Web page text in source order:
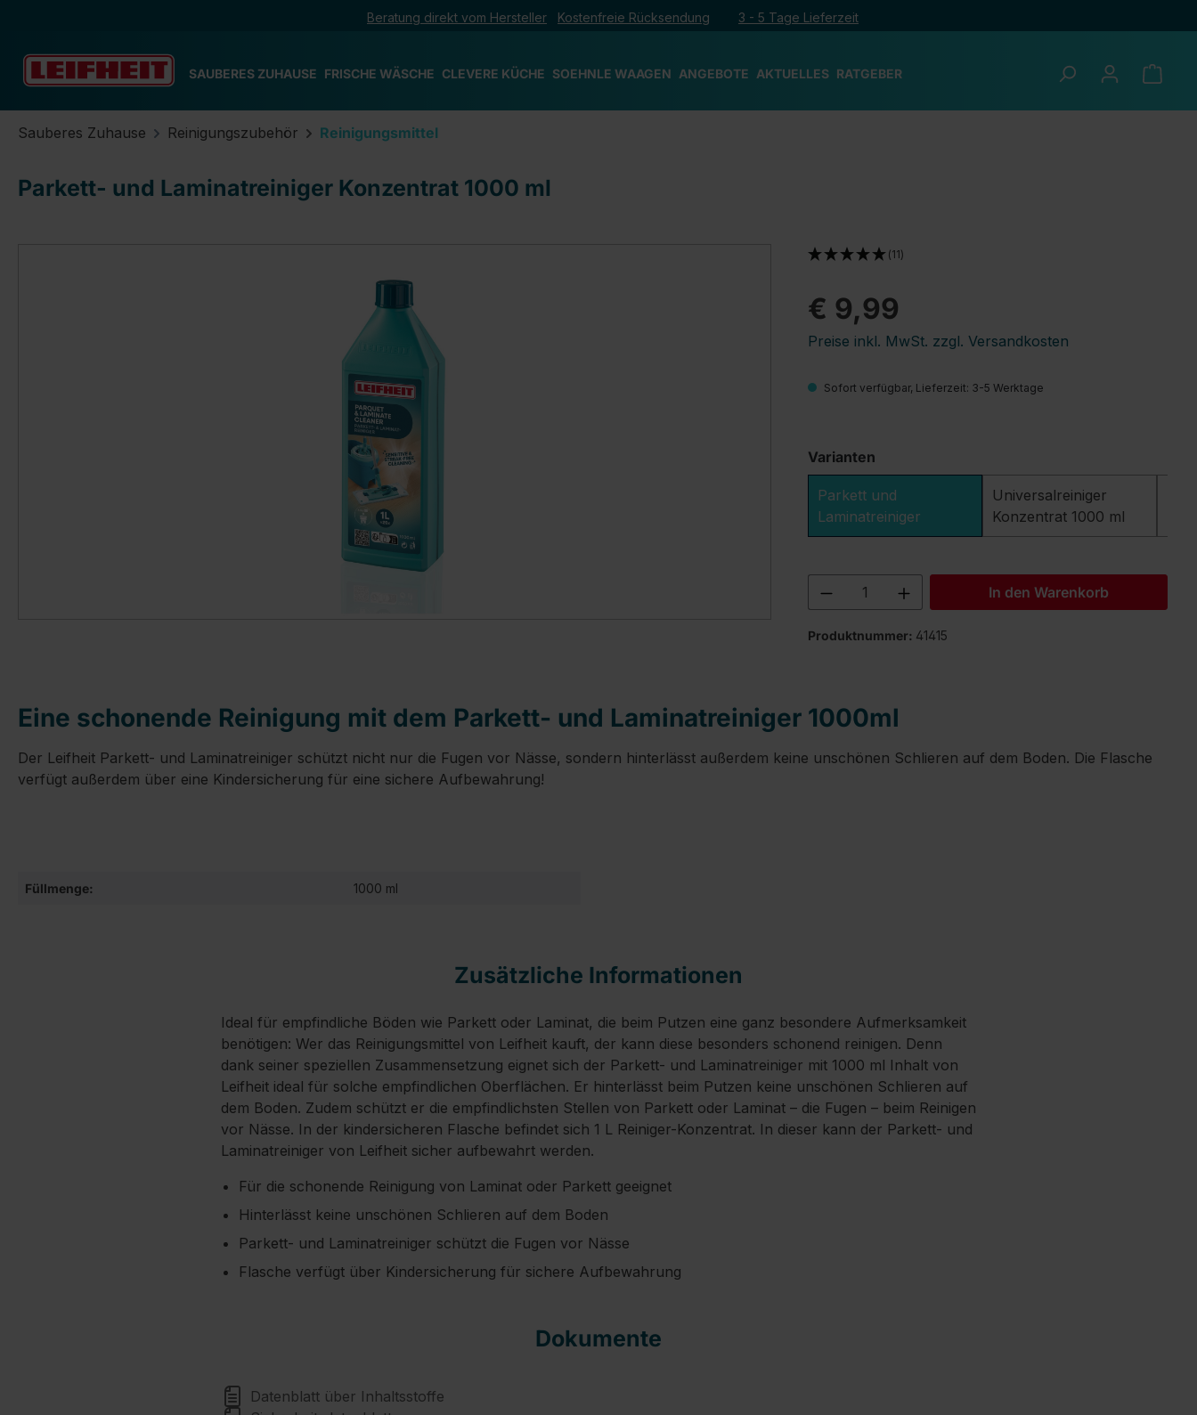
Beratung direkt vom Hersteller Kostenfreie Rücksendung 3 - 5 Tage Lieferzeit
SAUBERES ZUHAUSE FRISCHE WÄSCHE CLEVERE KÜCHE SOEHNLE WAAGEN ANGEBOTE AKTUELLES RATGEBER
Sauberes Zuhause Reinigungszubehör Reinigungsmittel
Parkett- und Laminatreiniger Konzentrat 1000 ml
€ 9,99
Preise inkl. MwSt. zzgl. Versandkosten
(11)
Sofort verfügbar, Lieferzeit: 3-5 Werktage
Varianten
Parkett und
Laminatreiniger
Universalreiniger
Konzentrat 1000 ml
Produkt Anzahl: Gib den
In den Warenkorb
Produktnummer: 41415
Eine schonende Reinigung mit dem Parkett- und Laminatreiniger 1000ml
Der Leifheit Parkett- und Laminatreiniger schützt nicht nur die Fugen vor Nässe, sondern hinterlässt außerdem keine unschönen Schlieren auf dem Boden. Die Flasche
verfügt außerdem über eine Kindersicherung für eine sichere Aufbewahrung!
Füllmenge: 1000 ml
Zusätzliche Informationen
Ideal für empfindliche Böden wie Parkett oder Laminat, die beim Putzen eine ganz besondere Aufmerksamkeit
benötigen: Wer das Reinigungsmittel von Leifheit kauft, der kann diese besonders schonend reinigen. Denn
dank seiner speziellen Zusammensetzung eignet sich der Parkett- und Laminatreiniger mit 1000 ml Inhalt von
Leifheit ideal für solche empfindlichen Oberflächen. Er hinterlässt beim Putzen keine unschönen Schlieren auf
dem Boden. Zudem schützt er die empfindlichsten Stellen von Parkett oder Laminat – die Fugen – beim Reinigen
vor Nässe. In der kindersicheren Flasche befindet sich 1 L Reiniger-Konzentrat. In dieser kann der Parkett- und
Laminatreiniger von Leifheit sicher aufbewahrt werden.
Für die schonende Reinigung von Laminat oder Parkett geeignet
Hinterlässt keine unschönen Schlieren auf dem Boden
Parkett- und Laminatreiniger schützt die Fugen vor Nässe
Flasche verfügt über Kindersicherung für sichere Aufbewahrung
Dokumente
Datenblatt über Inhaltsstoffe